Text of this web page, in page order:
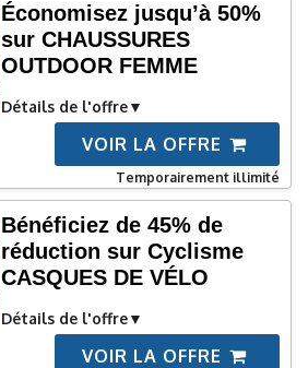
Économisez jusqu’à 50%
sur CHAUSSURES
OUTDOOR FEMME
Détails de l'offre
VOIR LA OFFRE
Temporairement illimité
Bénéficiez de 45% de
réduction sur Cyclisme
CASQUES DE VÉLO
Détails de l'offre
VOIR LA OFFRE